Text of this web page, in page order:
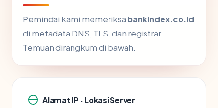
Pemindai kami memeriksa bankindex.co.id
di metadata DNS, TLS, dan registrar.
Temuan dirangkum di bawah.
Alamat IP · Lokasi Server